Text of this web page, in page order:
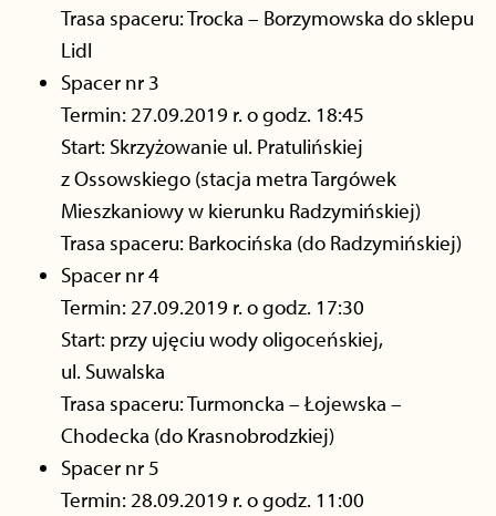
Trasa spaceru: Trocka – Borzymowska do sklepu
Lidl
Spacer nr 3
Termin: 27.09.2019 r. o godz. 18:45
Start: Skrzyżowanie ul. Pratulińskiej
z Ossowskiego (stacja metra Targówek
Mieszkaniowy w kierunku Radzymińskiej)
Trasa spaceru: Barkocińska (do Radzymińskiej)
Spacer nr 4
Termin: 27.09.2019 r. o godz. 17:30
Start: przy ujęciu wody oligoceńskiej,
ul. Suwalska
Trasa spaceru: Turmoncka – Łojewska –
Chodecka (do Krasnobrodzkiej)
Spacer nr 5
Termin: 28.09.2019 r. o godz. 11:00